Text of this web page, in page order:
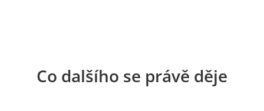
Co dalšího se právě děje